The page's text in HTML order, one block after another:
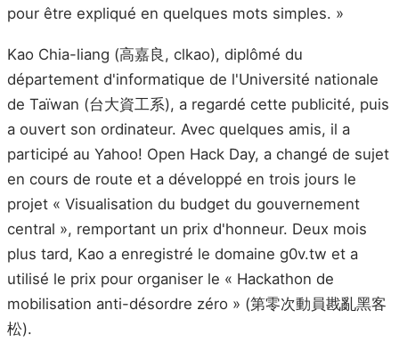
pour être expliqué en quelques mots simples. »
Kao Chia-liang (高嘉良, clkao), diplômé du
département d'informatique de l'Université nationale
de Taïwan (台大資工系), a regardé cette publicité, puis
a ouvert son ordinateur. Avec quelques amis, il a
participé au Yahoo! Open Hack Day, a changé de sujet
en cours de route et a développé en trois jours le
projet « Visualisation du budget du gouvernement
central », remportant un prix d'honneur. Deux mois
plus tard, Kao a enregistré le domaine g0v.tw et a
utilisé le prix pour organiser le « Hackathon de
mobilisation anti-désordre zéro » (第零次動員戡亂黑客
松).